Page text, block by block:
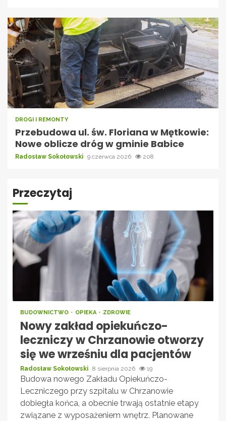
DROGI I REMONTY
Przebudowa ul. św. Floriana w Mętkowie:
Nowe oblicze dróg w gminie Babice
Radosław Sokołowski 9 czerwca 2026 208
Przeczytaj
BUDOWNICTWO OPIEKA ZDROWIE
Nowy zakład opiekuńczo-
leczniczy w Chrzanowie otworzy
się we wrześniu dla pacjentów
Radosław Sokołowski 8 sierpnia 2026 19
Budowa nowego Zakładu Opiekuńczo-
Leczniczego przy szpitalu w Chrzanowie
dobiegła końca, a obecnie trwają ostatnie etapy
związane z wyposażeniem wnętrz. Planowane